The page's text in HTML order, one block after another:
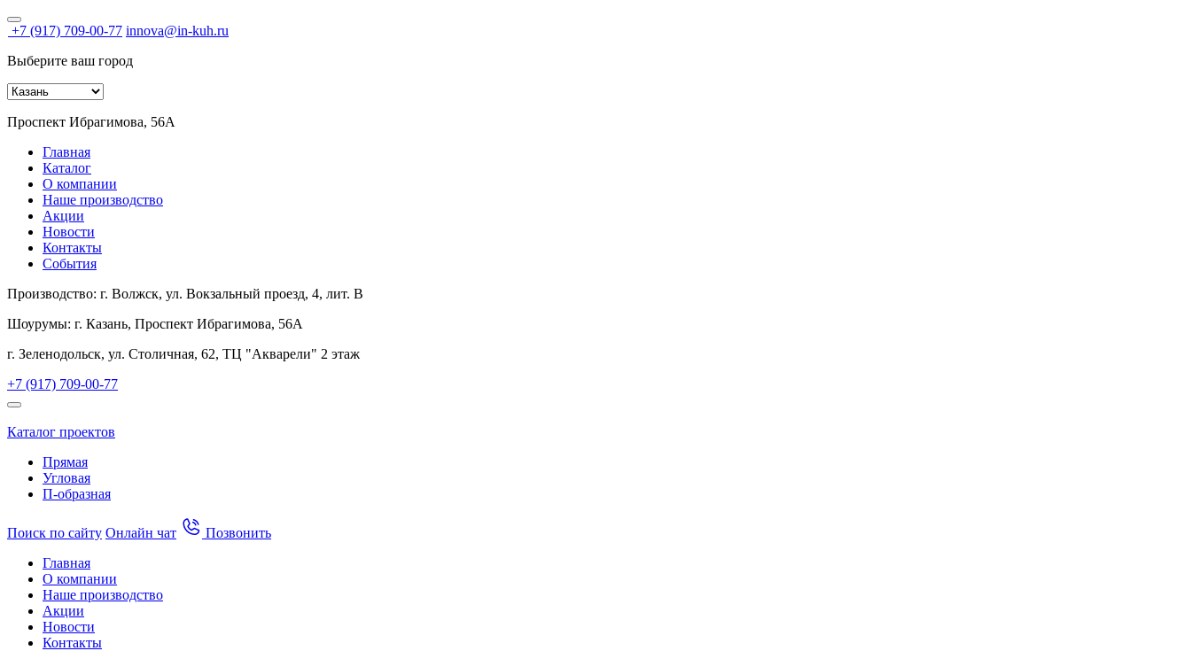
+7 (917) 709-00-77 innova@in-kuh.ru
Выберите ваш город
Проспект Ибрагимова, 56А
Главная
Каталог
О компании
Наше производство
Акции
Новости
Контакты
События
Производство: г. Волжск, ул. Вокзальный проезд, 4, лит. В
Шоурумы: г. Казань, Проспект Ибрагимова, 56А
г. Зеленодольск, ул. Столичная, 62, ТЦ "Акварели" 2 этаж
+7 (917) 709-00-77
Каталог проектов
Прямая
Угловая
П-образная
Поиск по сайту Онлайн чат
Позвонить
Главная
О компании
Наше производство
Акции
Новости
Контакты